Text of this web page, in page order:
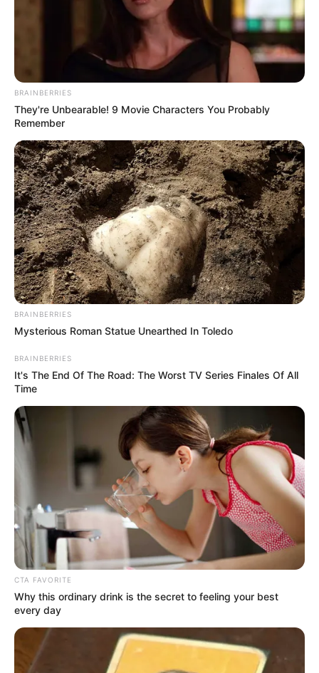
BRAINBERRIES
They're Unbearable! 9 Movie Characters You Probably
Remember
BRAINBERRIES
Mysterious Roman Statue Unearthed In Toledo
BRAINBERRIES
It's The End Of The Road: The Worst TV Series Finales Of All
Time
CTA FAVORITE
Why this ordinary drink is the secret to feeling your best
every day